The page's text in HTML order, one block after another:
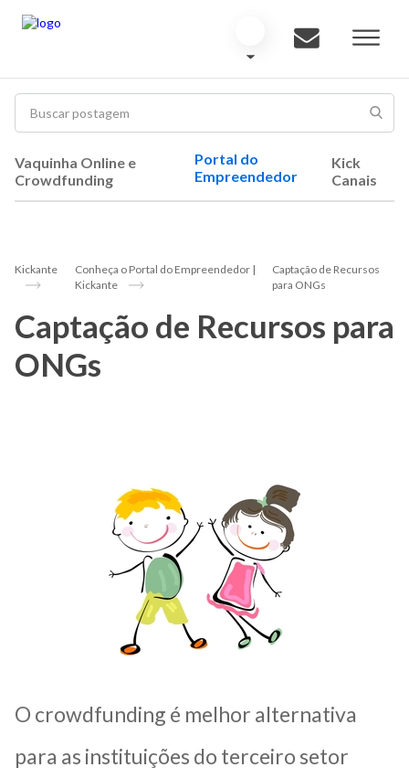
Vaquinha Online e
Crowdfunding
Portal do
Empreendedor
Kick
Canais
Kickante
Conheça o Portal do Empreendedor |
Kickante
Captação de Recursos
para ONGs
Captação de Recursos para
ONGs
O crowdfunding é melhor alternativa
para as instituições do terceiro setor